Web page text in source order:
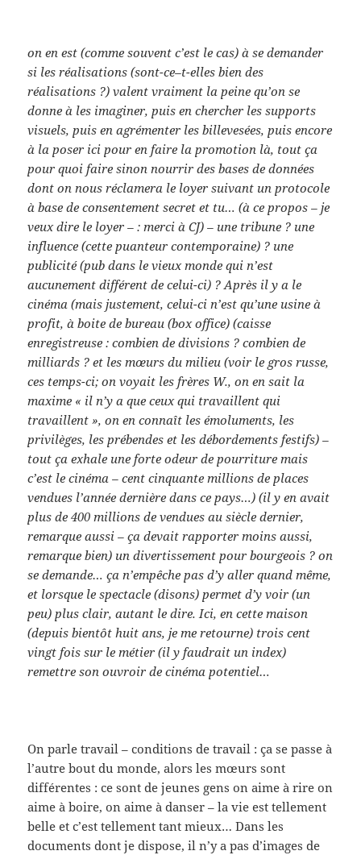
on en est (comme souvent c’est le cas) à se demander
si les réalisations (sont-ce–t-elles bien des
réalisations ?) valent vraiment la peine qu’on se
donne à les imaginer, puis en chercher les supports
visuels, puis en agrémenter les billevesées, puis encore
à la poser ici pour en faire la promotion là, tout ça
pour quoi faire sinon nourrir des bases de données
dont on nous réclamera le loyer suivant un protocole
à base de consentement secret et tu… (à ce propos – je
veux dire le loyer – : merci à CJ) – une tribune ? une
influence (cette puanteur contemporaine) ? une
publicité (pub dans le vieux monde qui n’est
aucunement différent de celui-ci) ? Après il y a le
cinéma (mais justement, celui-ci n’est qu’une usine à
profit, à boite de bureau (box office) (caisse
enregistreuse : combien de divisions ? combien de
milliards ? et les mœurs du milieu (voir le gros russe,
ces temps-ci; on voyait les frères W., on en sait la
maxime « il n’y a que ceux qui travaillent qui
travaillent », on en connaît les émoluments, les
privilèges, les prébendes et les débordements festifs) –
tout ça exhale une forte odeur de pourriture mais
c’est le cinéma – cent cinquante millions de places
vendues l’année dernière dans ce pays…) (il y en avait
plus de 400 millions de vendues au siècle dernier,
remarque aussi – ça devait rapporter moins aussi,
remarque bien) un divertissement pour bourgeois ? on
se demande… ça n’empêche pas d’y aller quand même,
et lorsque le spectacle (disons) permet d’y voir (un
peu) plus clair, autant le dire. Ici, en cette maison
(depuis bientôt huit ans, je me retourne) trois cent
vingt fois sur le métier (il y faudrait un index)
remettre son ouvroir de cinéma potentiel…
On parle travail – conditions de travail : ça se passe à
l’autre bout du monde, alors les mœurs sont
différentes : ce sont de jeunes gens on aime à rire on
aime à boire, on aime à danser – la vie est tellement
belle et c’est tellement tant mieux… Dans les
documents dont je dispose, il n’y a pas d’images de